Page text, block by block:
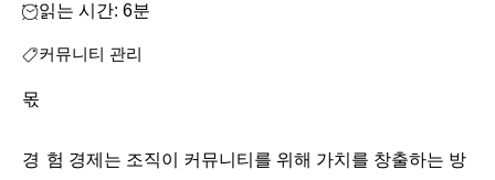
읽는 시간: 6분
커뮤니티 관리
몫
경험 경제는 조직이 커뮤니티를 위해 가치를 창출하는 방